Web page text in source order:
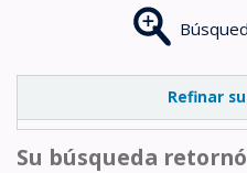
Refinar
Su búsqueda